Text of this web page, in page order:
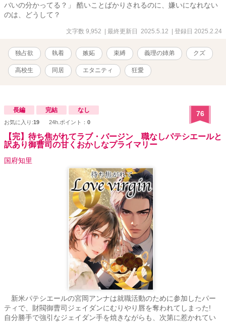
バいの分かってる？」 酷いことばかりされるのに、嫌いになれない
のは、どうして？
文字数 9,952 | 最終更新日 2025.5.12 | 登録日 2025.2.24
独占欲 執着 嫉妬 束縛 義理の姉弟 クズ
高校生 同居 エタニティ 狂愛
長編 完結 なし
お気に入り:19 24h.ポイント： 0
76
【完】待ち焦がれてラブ・バージン 職なしパテシエールと
訳あり御曹司の甘くおかしなプライマリー
国府知里
新米パテシエールの宮岡アンナは就職活動のために参加したパー
ティで、財閥御曹司ジェイダンにむりやり唇を奪われてしまった!
自分勝手で強引なジェイダン手を焼きながらも、次第に惹かれてい